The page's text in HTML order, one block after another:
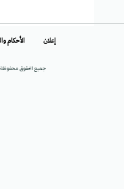
جميع الحقوق
إعلان الأحكام